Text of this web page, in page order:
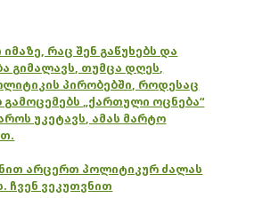
რაც შენ გაწუხებს და
გიმალავს, თუმცა დღეს,
პირობებში, როდესაც
„ქართული ოცნება“
უკეტავს, ამას მარტო
არცერთ პოლიტიკურ ძალას
ჩვენ ვეკუთვნით